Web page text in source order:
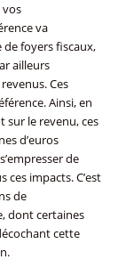
vos
va
foyers fiscaux,
ailleurs
Ces
Ainsi, en
sur le revenu, ces
d’euros
de
ces impacts. C’est
de
dont certaines
cette